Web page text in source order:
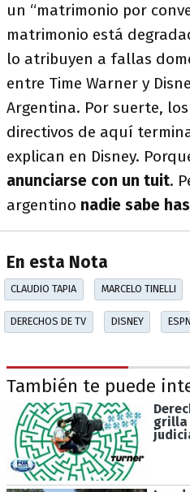
un “matrimonio por
matrimonio está
lo atribuyen a fallas
entre Time Warner y
Argentina. Por suerte,
directivos de aquí
explican en Disney.
anunciarse con un tuit.
argentino nadie sabe
En esta Nota
CLAUDIO TAPIA MARCELO TINELLI
DERECHOS DE TV DISNEY ESPN
También te puede
grilla